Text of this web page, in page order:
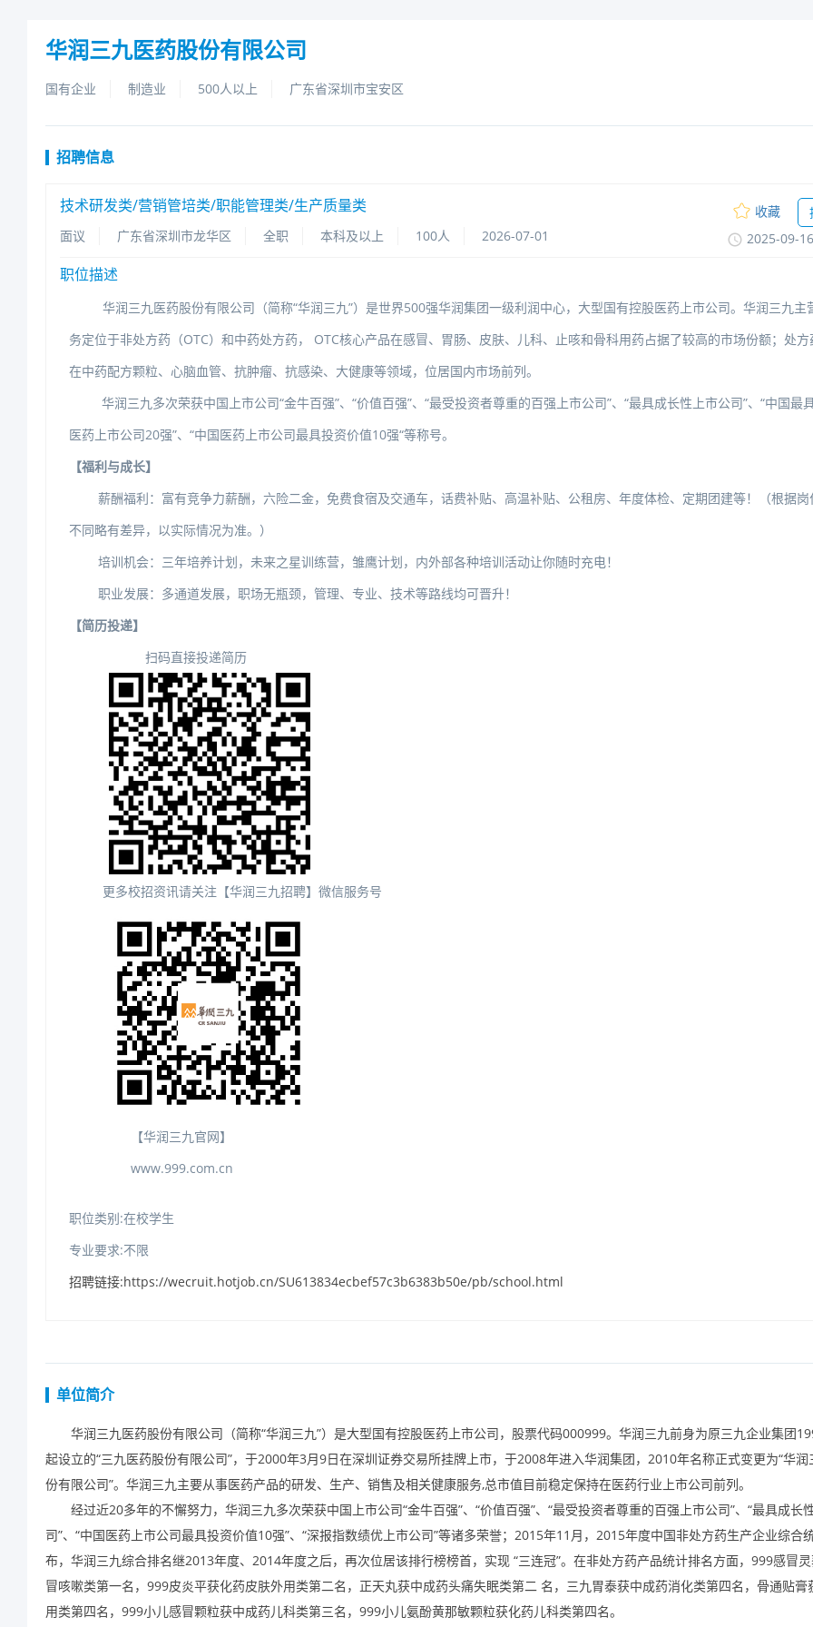
华润三九医药股份有限公司
国有企业 制造业 500人以上 广东省深圳市宝安区
招聘信息
技术研发类/营销管培类/职能管理类/生产质量类
面议 广东省深圳市龙华区 全职 本科及以上 100人 2026-07-01
收藏
2025-09-
职位描述
华润三九医药股份有限公司（简称“华润三九”）是世界500强华润集团一级利润中心，大型国有控股医药上市公司。华润三九主
务定位于非处方药（OTC）和中药处方药，OTC核心产品在感冒、胃肠、皮肤、儿科、止咳和骨科用药占据了较高的市场份额；处方
在中药配方颗粒、心脑血管、抗肿瘤、抗感染、大健康等领域，位居国内市场前列。
华润三九多次荣获中国上市公司“金牛百强”、“价值百强”、“最受投资者尊重的百强上市公司”、“最具成长性上市公司”、“中国最
医药上市公司20强”、“中国医药上市公司最具投资价值10强“等称号。
【福利与成长】
薪酬福利：富有竞争力薪酬，六险二金，免费食宿及交通车，话费补贴、高温补贴、公租房、年度体检、定期团建等！（根据岗
不同略有差异，以实际情况为准。）
培训机会：三年培养计划，未来之星训练营，雏鹰计划，内外部各种培训活动让你随时充电！
职业发展：多通道发展，职场无瓶颈，管理、专业、技术等路线均可晋升！
【简历投递】
扫码直接投递简历
更多校招资讯请关注【华润三九招聘】微信服务号
【华润三九官网】
www.999.com.cn
职位类别:在校学生
专业要求:不限
招聘链接:https://wecruit.hotjob.cn/SU613834ecbef57c3b6383b50e/pb/school.html
单位简介
华润三九医药股份有限公司（简称“华润三九”）是大型国有控股医药上市公司，股票代码000999。华润三九前身为原三九企业集团
起设立的“三九医药股份有限公司”，于2000年3月9日在深圳证券交易所挂牌上市，于2008年进入华润集团， 2010年名称正式变更为“华润
份有限公司”。华润三九主要从事医药产品的研发、生产、销售及相关健康服务,总市值目前稳定保持在医药行业上市公司前列。
经过近20多年的不懈努力，华润三九多次荣获中国上市公司“金牛百强”、“价值百强”、“最受投资者尊重的百强上市公司”、“最具成长
司”、“中国医药上市公司最具投资价值10强”、“深报指数绩优上市公司”等诸多荣誉； 2015年11 月， 2015年度中国非处方药生产企业综合
布，华润三九综合排名继2013年度、 2014年度之后，再次位居该排行榜榜首，实现“三连冠”。在非处方药产品统计排名方面， 999感冒
冒咳嗽类第一名， 999皮炎平获化药皮肤外用类第二名，正天丸获中成药头痛失眠类第二名，三九胃泰获中成药消化类第四名，骨通贴膏
用类第四名， 999小儿感冒颗粒获中成药儿科类第三名， 999小儿氨酚黄那敏颗粒获化药儿科类第四名。